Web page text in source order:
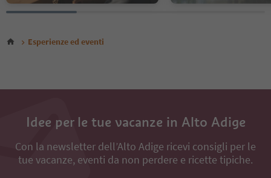
Esperienze ed eventi
Idee per le tue vacanze in Alto Adige
Con la newsletter dell’Alto Adige ricevi consigli per le
tue vacanze, eventi da non perdere e ricette tipiche.